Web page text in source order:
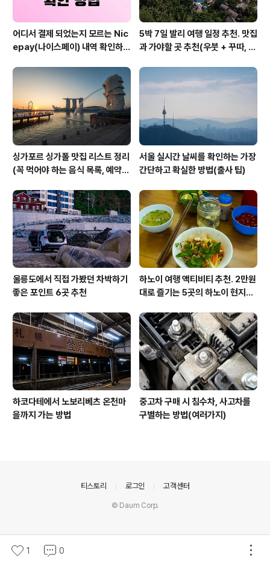
어디서 결제 되었는지 모르는 Nic
epay(나이스페이) 내역 확인하는
5박 7일 발리 여행 일정 추천. 맛집
과 가야할 곳 추천(우붓 + 꾸따, 세
싱가포르 싱가폴 맛집 리스트 정리
(꼭 먹어야 하는 음식 목록, 예약
서울 실시간 날씨를 확인하는 가장
간단하고 확실한 방법(출사 팁)
울릉도에서 직접 가봤던 차박하기
좋은 포인트 6곳 추천
하노이 여행 액티비티 추천. 2만원
대로 즐기는 5곳의 하노이 현지인
하코다테에서 노보리베츠 온천마
을까지 가는 방법
중고차 구매 시 침수차, 사고차를
구별하는 방법(여러가지)
1 0
티스토리 로그인 고객센터
© Daum Corp.